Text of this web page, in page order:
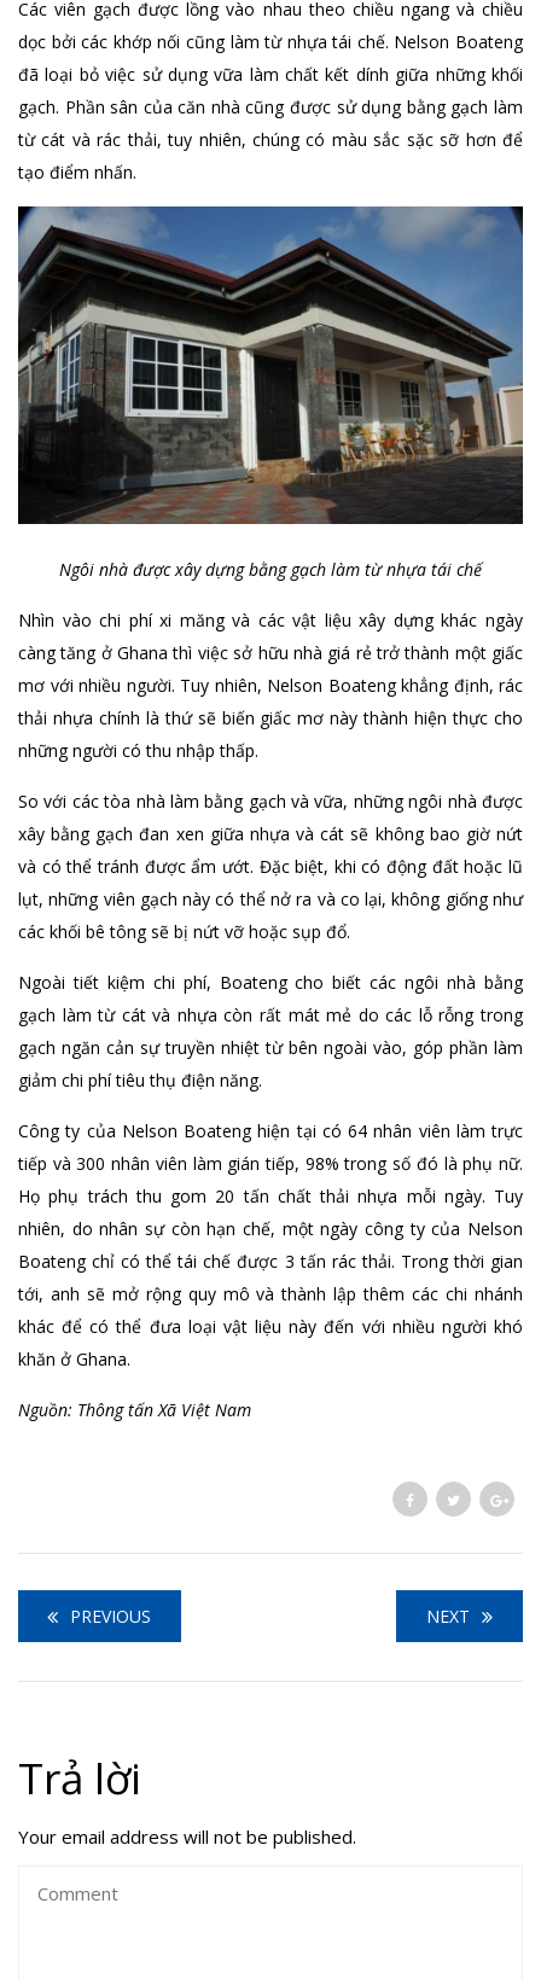
Các viên gạch được lồng vào nhau theo chiều ngang và chiều
dọc bởi các khớp nối cũng làm từ nhựa tái chế. Nelson Boateng
đã loại bỏ việc sử dụng vữa làm chất kết dính giữa những khối
gạch. Phần sân của căn nhà cũng được sử dụng bằng gạch làm
từ cát và rác thải, tuy nhiên, chúng có màu sắc sặc sỡ hơn để
tạo điểm nhấn.
Ngôi nhà được xây dựng bằng gạch làm từ nhựa tái chế
Nhìn vào chi phí xi măng và các vật liệu xây dựng khác ngày
càng tăng ở Ghana thì việc sở hữu nhà giá rẻ trở thành một giấc
mơ với nhiều người. Tuy nhiên, Nelson Boateng khẳng định, rác
thải nhựa chính là thứ sẽ biến giấc mơ này thành hiện thực cho
những người có thu nhập thấp.
So với các tòa nhà làm bằng gạch và vữa, những ngôi nhà được
xây bằng gạch đan xen giữa nhựa và cát sẽ không bao giờ nứt
và có thể tránh được ẩm ướt. Đặc biệt, khi có động đất hoặc lũ
lụt, những viên gạch này có thể nở ra và co lại, không giống như
các khối bê tông sẽ bị nứt vỡ hoặc sụp đổ.
Ngoài tiết kiệm chi phí, Boateng cho biết các ngôi nhà bằng
gạch làm từ cát và nhựa còn rất mát mẻ do các lỗ rỗng trong
gạch ngăn cản sự truyền nhiệt từ bên ngoài vào, góp phần làm
giảm chi phí tiêu thụ điện năng.
Công ty của Nelson Boateng hiện tại có 64 nhân viên làm trực
tiếp và 300 nhân viên làm gián tiếp, 98% trong số đó là phụ nữ.
Họ phụ trách thu gom 20 tấn chất thải nhựa mỗi ngày. Tuy
nhiên, do nhân sự còn hạn chế, một ngày công ty của Nelson
Boateng chỉ có thể tái chế được 3 tấn rác thải. Trong thời gian
tới, anh sẽ mở rộng quy mô và thành lập thêm các chi nhánh
khác để có thể đưa loại vật liệu này đến với nhiều người khó
khăn ở Ghana.
Nguồn: Thông tấn Xã Việt Nam
PREVIOUS NEXT
Trả lời
Your email address will not be published.